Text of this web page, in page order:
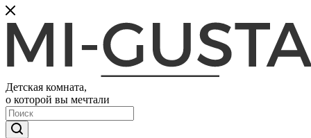
Детская комната,
о которой вы мечтали